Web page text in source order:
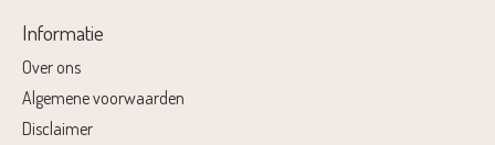
Informatie
Over ons
Algemene voorwaarden
Disclaimer